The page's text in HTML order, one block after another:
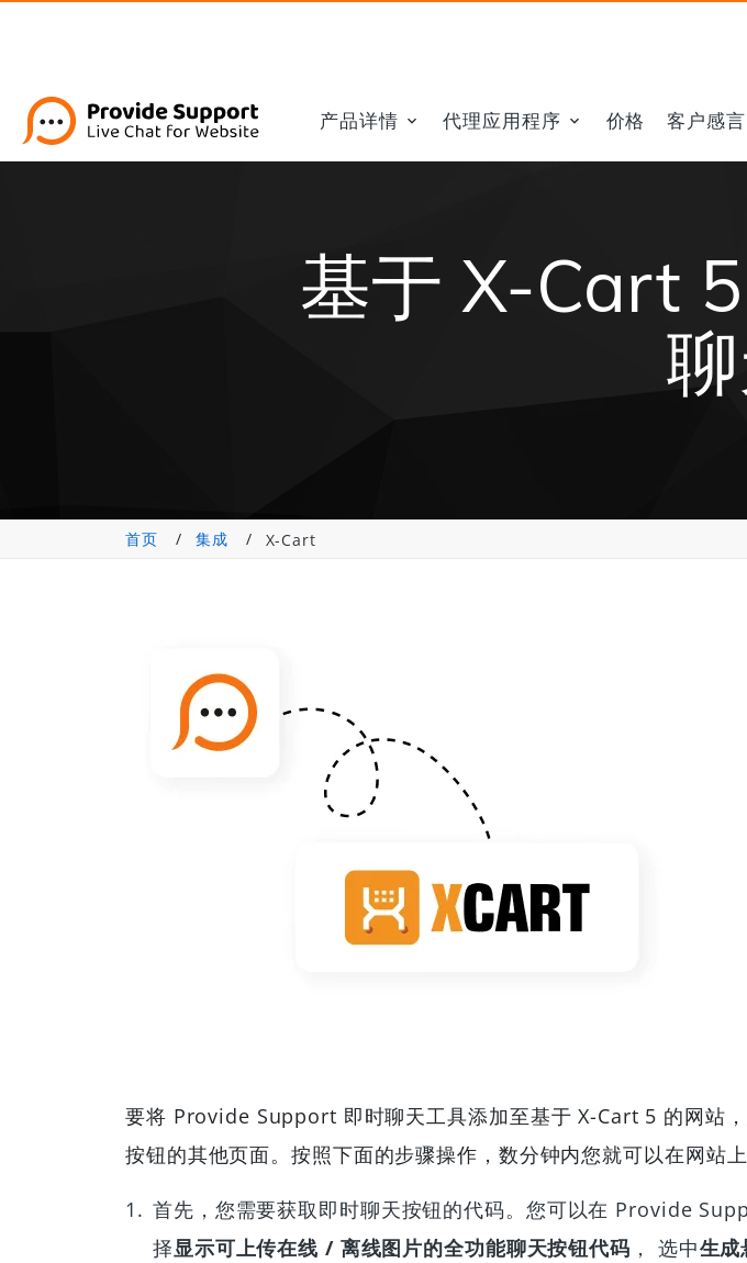
产品详情 代理应用程序 价格 客户感言
基于 X-Cart
首页 集成 X-Cart
要将 Provide Support 即时聊天工具添加至基于 X-Cart 5 的网站
按钮的其他页面。按照下面的步骤操作，数分钟内您就可以在网站
首先，您需要获取即时聊天按钮的代码。您可以在 Provide
择显示可上传在线 / 离线图片的全功能聊天按钮代码 ， 选中生成